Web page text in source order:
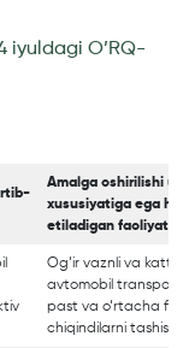
iyuldagi O’RQ-
Amalga oshirilishi
xususiyatiga ega
etiladigan faoliyat
Og‘ir vaznli va
avtomobil
past va o‘rtacha
chiqindilarni tashish